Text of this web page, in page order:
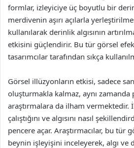
formlar, izleyiciye üç boyutlu bir
merdivenin aşırı açılarla
kullanılarak derinlik algısının
etkisini güçlendirir. Bu tür görsel
tasarımcılar tarafından sıkça
Görsel illüzyonların etkisi, sadece
oluşturmakla kalmaz, aynı
araştırmalara da ilham vermektedir.
çalıştığını ve algısını nasıl
pencere açar. Araştırmacılar, bu tür
beynin işleyişini inceleyerek, algı ve